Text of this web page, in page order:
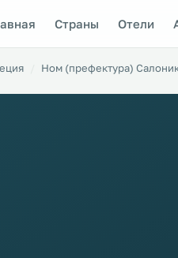
Страны Отели
Ном (префектура)